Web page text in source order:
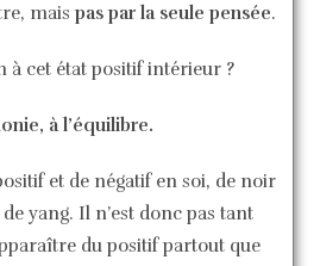
maispas par la seule pensée.
à cet état positif intérieur ?
à l’équilibre.
et de négatif en soi, de noir
yang. Il n’est donc pas tant
du positif partout que